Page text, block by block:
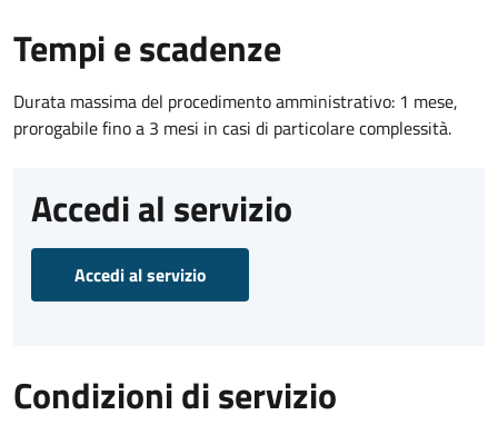
Tempi e scadenze
Durata massima del procedimento amministrativo: 1 mese,
prorogabile fino a 3 mesi in casi di particolare complessità.
Accedi al servizio
Accedi al servizio
Condizioni di servizio